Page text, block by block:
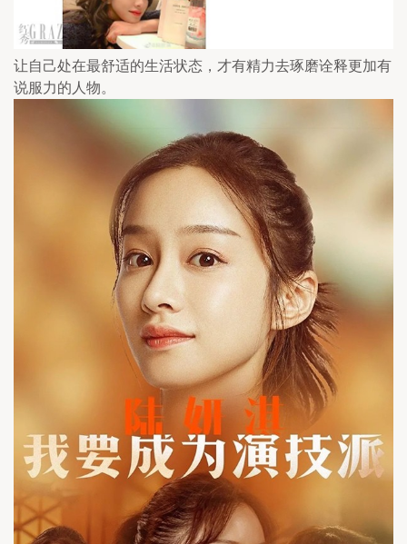
让自己处在最舒适的生活状态，才有精力去琢磨诠释更加有
说服力的人物。